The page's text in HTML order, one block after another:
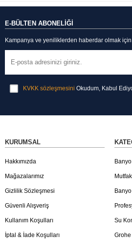
E-BÜLTEN ABONELİĞİ
Kampanya ve yeniliklerden haberdar olmak için
KVKK sözleşmesini Okudum, Kabul
KURUMSAL
Hakkımızda
Mağazalarımız
Gizlilik Sözleşmesi
Güvenli Alışveriş
Kullanım Koşulları
İptal & İade Koşulları
Su